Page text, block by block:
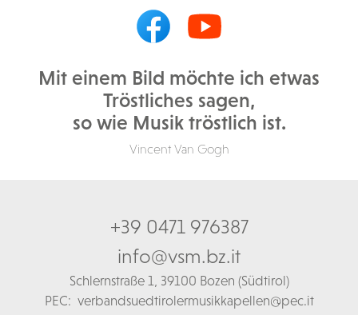
Mit einem Bild möchte ich etwas
Tröstliches sagen,
so wie Musik tröstlich ist.
Vincent Van Gogh
+39 0471 976387
info@vsm.bz.it
Schlernstraße 1, 39100 Bozen (Südtirol)
PEC: verbandsuedtirolermusikkapellen@pec.it